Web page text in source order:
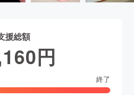
援総額
円
終了